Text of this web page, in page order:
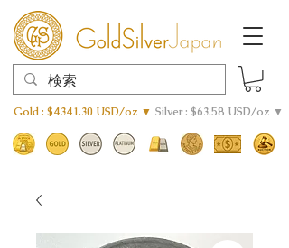
Gold : $4341.30 USD/oz ▼ Silver : $63.58 USD/oz ▼